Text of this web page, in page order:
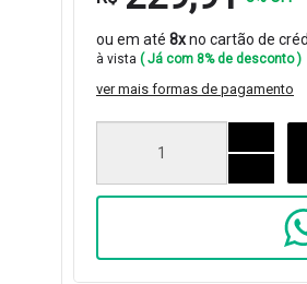
ou em até 8xno cartão de
à vista ( Já com 8% de desconto )
ver mais formas de pagamento